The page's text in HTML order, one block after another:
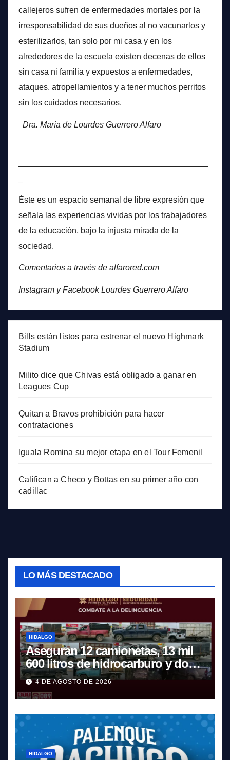
callejeros sufren de enfermedades mortales por la
irresponsabilidad de sus dueños al no vacunarlos y
esterilizarlos, tan solo por mi casa y en los
alrededores de la escuela existen decenas de ellos
sin casa ni familia y expuestos a enfermedades,
ataques, atropellamientos y a tener muchos perritos
sin los cuidados necesarios.
Dra. María de Lourdes Guerrero Alfaro
Éste es un espacio semanal de libre expresión que
señala las experiencias vividas por los trabajadores
de la educación, bajo la injusta mirada de la
sociedad.
Comentarios a través de alfarored.com
Instagram y Facebook Lourdes Guerrero Alfaro
Bills están listos para estrenar el nuevo Highmark
Stadium
Milito dice que Chivas está obligado a ganar en
Leagues Cup
Quitan a Bravos prohibición para hacer
contrataciones
Iguala Romina su mejor etapa en el Tour Femenil
Califican a Checo y Bottas en su primer año con
cadillac
LO MÁS DESTACADO
HIDALGO
Aseguran 12 camionetas, 13 mil
600 litros de hidrocarburo y dos
vehículos robados en Tula
4 DE AGOSTO DE 2026
HIDALGO